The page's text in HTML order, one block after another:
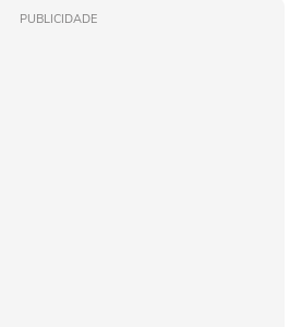
PUBLICIDADE